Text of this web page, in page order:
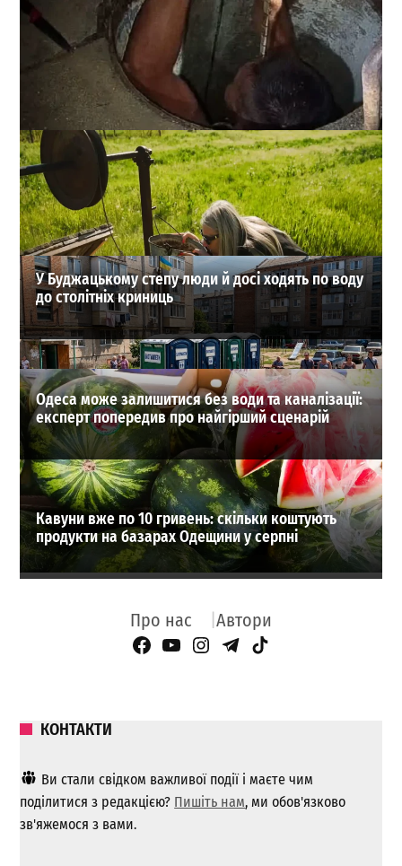
Під Одесою чоловік поліз у колодязь рятувати кішку і
сам опинився у пастці
0
04-08-2026 в 15:19
ВИБІР РЕДАКЦІЇ
У Буджацькому степу люди й досі ходять по воду
до столітніх криниць
Одеса може залишитися без води та каналізації:
експерт попередив про найгірший сценарій
Кавуни вже по 10 гривень: скільки коштують
продукти на базарах Одещини у серпні
Про нас Автори
Facebook Page
YouTube
Instagram
Telegram
TikTok
КОНТАКТИ
Ви стали свідком важливої ​​події і маєте чим
поділитися з редакцією? Пишіть нам, ми обов'язково
зв'яжемося з вами.